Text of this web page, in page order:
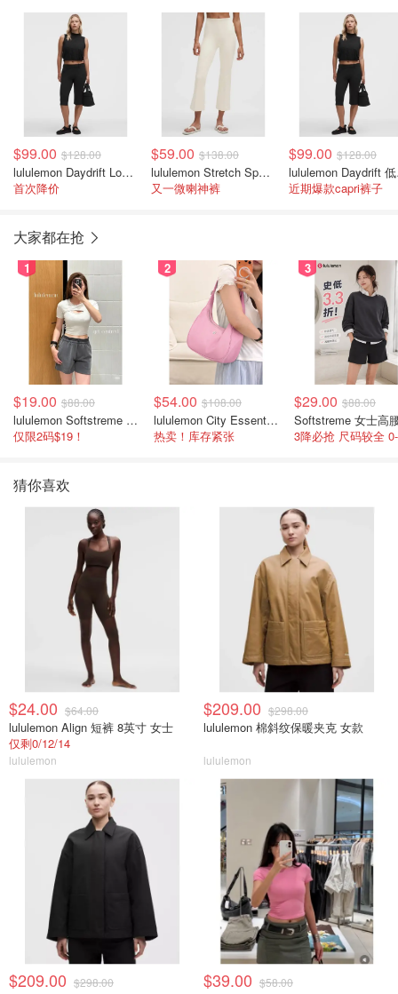
$99.00 $128.00
lululemon Daydrift Low-Rise 九分裤 女款
首次降价
$59.00 $138.00
lululemon Stretch Spacer 高腰长裤 女款
又一微喇神裤
$99.00 $128.00
近期爆款capri裤子
大家都在抢
1
$19.00 $88.00
lululemon Softstreme 女士高腰短裤 10cm
仅限2码$19！
2
$54.00 $108.00
lululemon City Essentials 肩背包 4L
热卖！库存紧张
3
$29.00 $88.00
猜你喜欢
$24.00 $64.00
lululemon Align 短裤 8英寸 女士
仅剩0/12/14
lululemon
$209.00 $298.00
lululemon 棉斜纹保暖夹克 女款
lululemon
$209.00 $298.00 $39.00 $58.00